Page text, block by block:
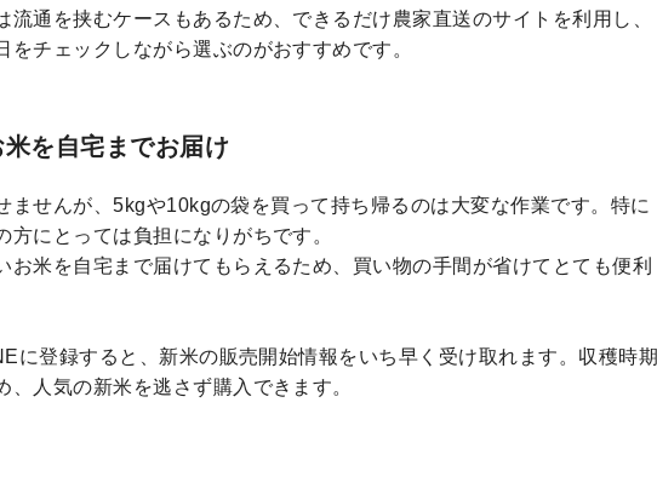
流通を挟むケースもあるため、できるだけ農家直送のサイトを利用し、
をチェックしながら選ぶのがおすすめです。
を自宅までお届け
ませんが、5kgや10kgの袋を買って持ち帰るのは大変な作業です。特に
にとっては負担になりがちです。
お米を自宅まで届けてもらえるため、買い物の手間が省けてとても便利
に登録すると、新米の販売開始情報をいち早く受け取れます。収穫時期
、人気の新米を逃さず購入できます。